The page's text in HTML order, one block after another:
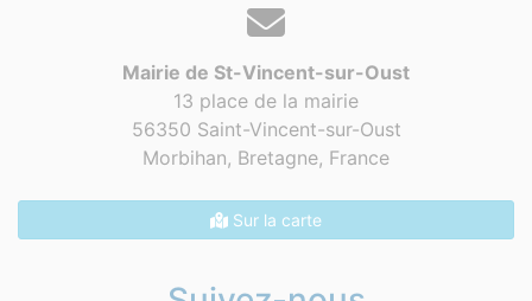
Mairie de St-Vincent-sur-Oust
13 place de la mairie
56350 Saint-Vincent-sur-Oust
Morbihan, Bretagne, France
Sur la carte